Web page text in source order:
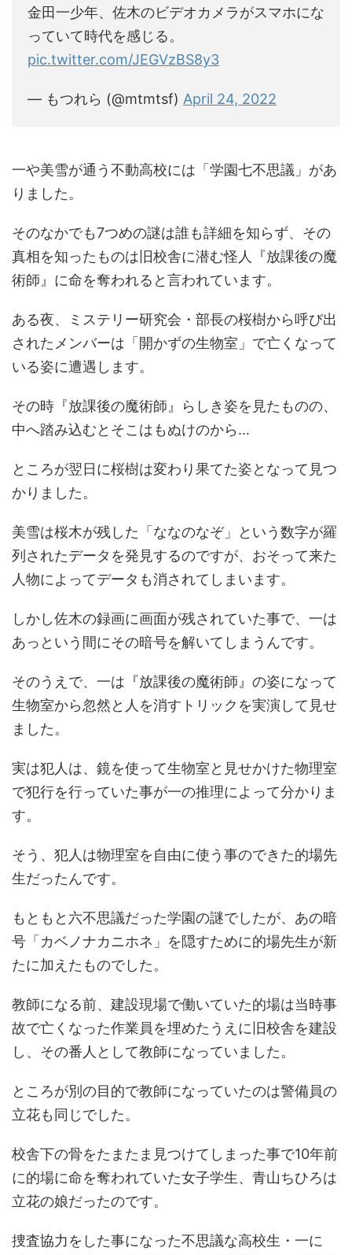
金田一少年、佐木のビデオカメラがスマホにな
っていて時代を感じる。
pic.twitter.com/JEGVzBS8y3
— もつれら (@mtmtsf) April 24, 2022
一や美雪が通う不動高校には「学園七不思議」があ
りました。
そのなかでも7つめの謎は誰も詳細を知らず、その
真相を知ったものは旧校舎に潜む怪人『放課後の魔
術師』に命を奪われると言われています。
ある夜、ミステリー研究会・部長の桜樹から呼び出
されたメンバーは「開かずの生物室」で亡くなって
いる姿に遭遇します。
その時『放課後の魔術師』らしき姿を見たものの、
中へ踏み込むとそこはもぬけのから…
ところが翌日に桜樹は変わり果てた姿となって見つ
かりました。
美雪は桜木が残した「ななのなぞ」という数字が羅
列されたデータを発見するのですが、おそって来た
人物によってデータも消されてしまいます。
しかし佐木の録画に画面が残されていた事で、一は
あっという間にその暗号を解いてしまうんです。
そのうえで、一は『放課後の魔術師』の姿になって
生物室から忽然と人を消すトリックを実演して見せ
ました。
実は犯人は、鏡を使って生物室と見せかけた物理室
で犯行を行っていた事が一の推理によって分かりま
す。
そう、犯人は物理室を自由に使う事のできた的場先
生だったんです。
もともと六不思議だった学園の謎でしたが、あの暗
号「カベノナカニホネ」を隠すために的場先生が新
たに加えたものでした。
教師になる前、建設現場で働いていた的場は当時事
故で亡くなった作業員を埋めたうえに旧校舎を建設
し、その番人として教師になっていました。
ところが別の目的で教師になっていたのは警備員の
立花も同じでした。
校舎下の骨をたまたま見つけてしまった事で10年前
に的場に命を奪われていた女子学生、青山ちひろは
立花の娘だったのです。
捜査協力をした事になった不思議な高校生・一に